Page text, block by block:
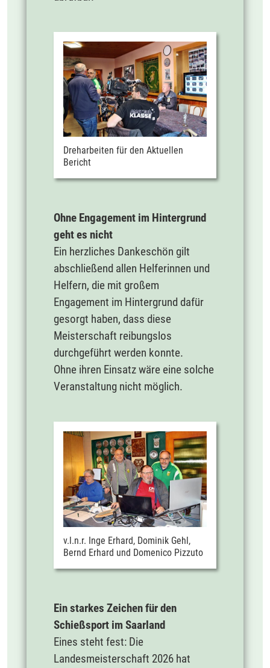
Dreharbeiten für den Aktuellen
Bericht
Ohne Engagement im Hintergrund
geht es nicht
Ein herzliches Dankeschön gilt
abschließend allen Helferinnen und
Helfern, die mit großem
Engagement im Hintergrund dafür
gesorgt haben, dass diese
Meisterschaft reibungslos
durchgeführt werden konnte.
Ohne ihren Einsatz wäre eine solche
Veranstaltung nicht möglich.
v.l.n.r. Inge Erhard, Dominik Gehl,
Bernd Erhard und Domenico Pizzuto
Ein starkes Zeichen für den
Schießsport im Saarland
Eines steht fest: Die
Landesmeisterschaft 2026 hat